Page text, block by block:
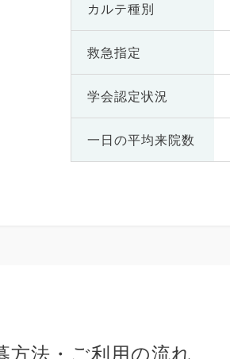
カルテ種別
救急指定
学会認定状況
一日の平均来院数
方法・ご利用の流れ